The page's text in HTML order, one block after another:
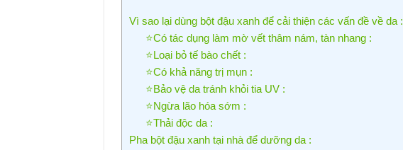
Vì sao lại dùng bột đậu xanh để cải thiện các vấn đề về da :
⭐Có tác dụng làm mờ vết thâm nám, tàn nhang :
⭐Loại bỏ tế bào chết :
⭐Có khả năng trị mụn :
⭐Bảo vệ da tránh khỏi tia UV :
⭐Ngừa lão hóa sớm :
⭐Thải độc da :
Pha bột đậu xanh tại nhà để dưỡng da :